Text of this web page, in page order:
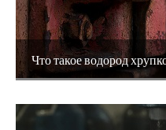
Что такое водород